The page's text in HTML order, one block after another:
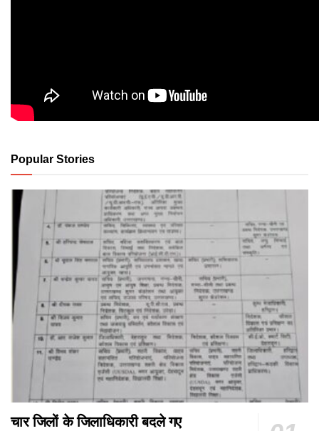
Popular Stories
चार जिलों के जिलाधिकारी बदले गए